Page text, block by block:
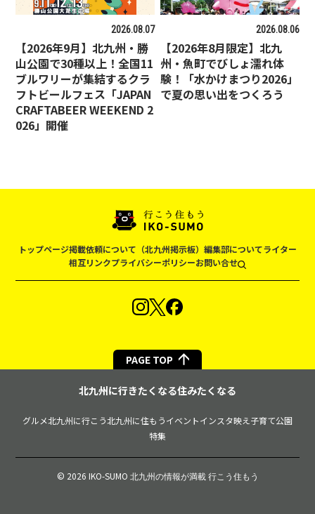
2026.08.07
【2026年9月】北九州・勝
山公園で30種以上！全国11
ブルワリーが集結するクラ
フトビールフェス「JAPAN
CRAFTABEER WEEKEND 2
026」開催
2026.08.06
【2026年8月限定】北九
州・魚町でびしょ濡れ体
験！「水かけまつり2026」
で夏の思い出をつくろう
トップページ掲載依頼について（北九州掲示板） 編集部についてライター
相互リンクプライバシーポリシーお問い合せ
PAGE TOP
北九州に行きたくなる住みたくなる
グルメ北九州に行こう北九州に住もうイベントインスタ映え 子育て公園
特集
© 2026 IKO-SUMO 北九州の情報が満載 行こう住もう